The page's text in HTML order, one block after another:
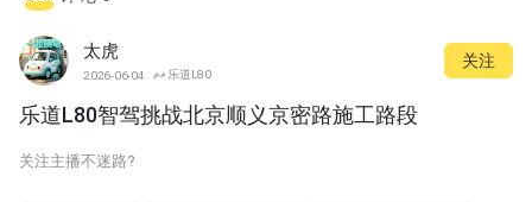
太虎
2026-06-04 乐道L80
关注
乐道L80智驾挑战北京顺义京密路施工路段
关注主播不迷路?